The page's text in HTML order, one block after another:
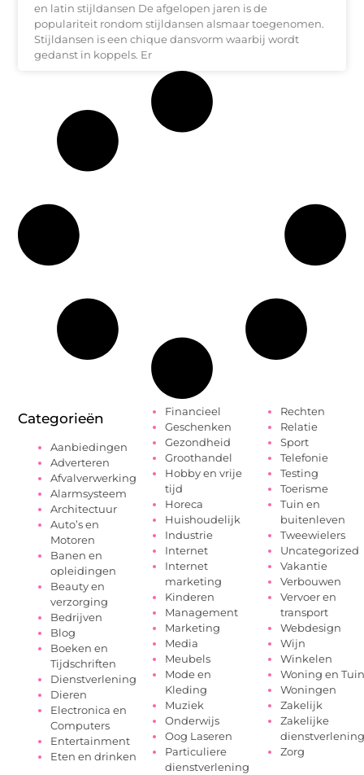
en latin stijldansen De afgelopen jaren is de
populariteit rondom stijldansen alsmaar toegenomen.
Stijldansen is een chique dansvorm waarbij wordt
gedanst in koppels. Er
Categorieën
Aanbiedingen
Adverteren
Afvalverwerking
Alarmsysteem
Architectuur
Auto’s en
Motoren
Banen en
opleidingen
Beauty en
verzorging
Bedrijven
Blog
Boeken en
Tijdschriften
Dienstverlening
Dieren
Electronica en
Computers
Entertainment
Eten en drinken
Financieel
Geschenken
Gezondheid
Groothandel
Hobby en vrije
tijd
Horeca
Huishoudelijk
Industrie
Internet
Internet
marketing
Kinderen
Management
Marketing
Media
Meubels
Mode en
Kleding
Muziek
Onderwijs
Oog Laseren
Particuliere
dienstverlening
Rechten
Relatie
Sport
Telefonie
Testing
Toerisme
Tuin en
buitenleven
Tweewielers
Uncategorized
Vakantie
Verbouwen
Vervoer en
transport
Webdesign
Wijn
Winkelen
Woning en Tuin
Woningen
Zakelijk
Zakelijke
dienstverlening
Zorg